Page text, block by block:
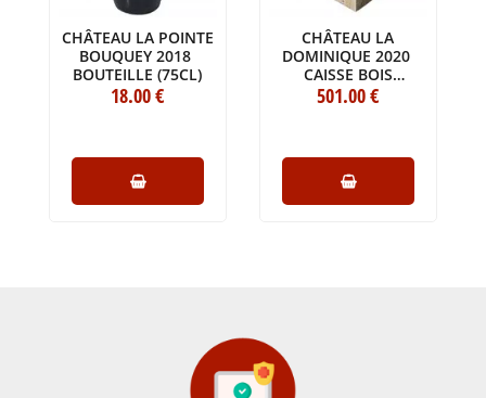
CHÂTEAU LA POINTE
BOUQUEY 2018
BOUTEILLE (75CL)
18.00€
CHÂTEAU LA
DOMINIQUE 2020
CAISSE BOIS
D'ORIGINE D'UNE
501.00€